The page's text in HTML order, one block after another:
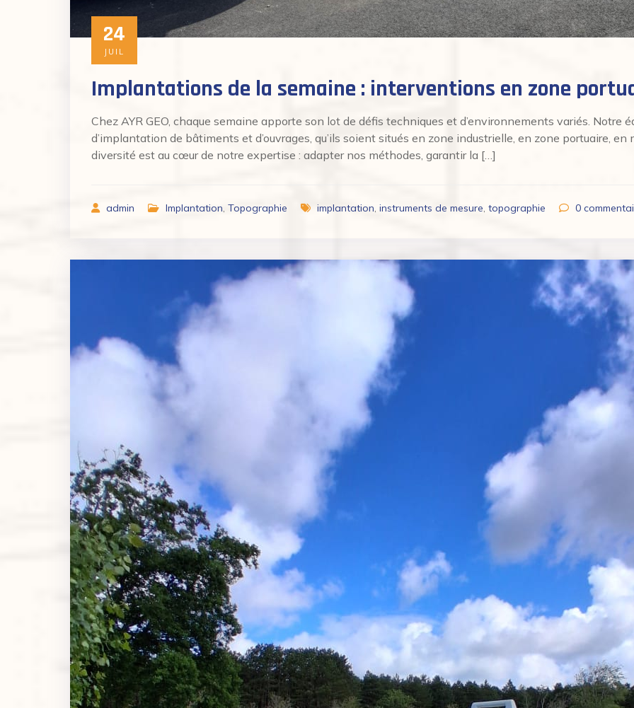
24
JUIL
Implantations de la semaine : interventions en zone
Chez AYR GEO, chaque semaine apporte son lot de défis techniques et d’environnements variés. Notre
d’implantation de bâtiments et d’ouvrages, qu’ils soient situés en zone industrielle, en zone portuaire,
diversité est au cœur de notre expertise : adapter nos méthodes, garantir la […]
admin Implantation, Topographie implantation, instruments de mesure, topographie 0